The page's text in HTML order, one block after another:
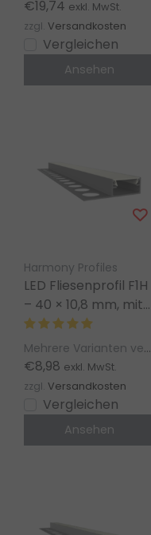
LED Profiltypen
€19,74 exkl. MwSt.
zzgl. Versandkosten
Vergleichen
Ansehen
Harmony Profiles
LED Fliesenprofil F1H
– 40 × 10,8 mm, mit
Abdeckung | Für LED
Streifen bis 15 mm Mehrere Varianten verfügbar
€8,98 exkl. MwSt.
zzgl. Versandkosten
Vergleichen
Ansehen